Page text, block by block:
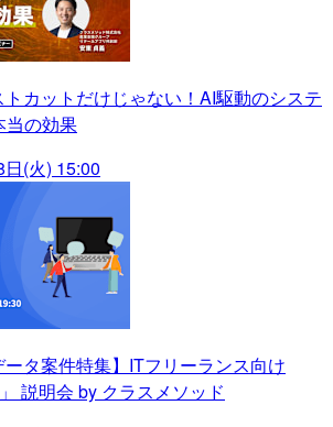
トカットだけじゃない！AI駆動のシステ
当の効果
(火) 15:00
ータ案件特集】ITフリーランス向け
説明会 by クラスメソッド